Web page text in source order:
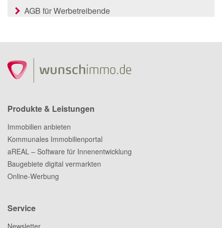
AGB für Werbetreibende
Produkte & Leistungen
Immobilien anbieten
Kommunales Immobilienportal
aREAL – Software für Innenentwicklung
Baugebiete digital vermarkten
Online-Werbung
Service
Newsletter